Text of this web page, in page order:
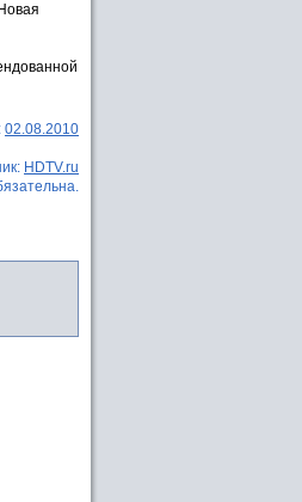
02.08.2010
HDTV.ru